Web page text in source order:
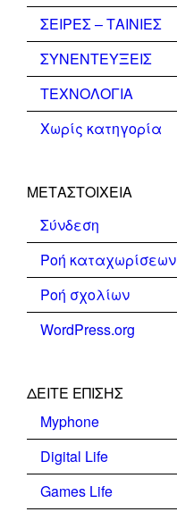
ΣΕΙΡΕΣ – ΤΑΙΝΙΕΣ
ΣΥΝΕΝΤΕΥΞΕΙΣ
ΤΕΧΝΟΛΟΓΙΑ
Χωρίς κατηγορία
ΜΕΤΑΣΤΟΙΧΕΊΑ
Σύνδεση
Ροή καταχωρίσεων
Ροή σχολίων
WordPress.org
ΔΕΊΤΕ ΕΠΊΣΗΣ
Myphone
Digital Life
Games Life